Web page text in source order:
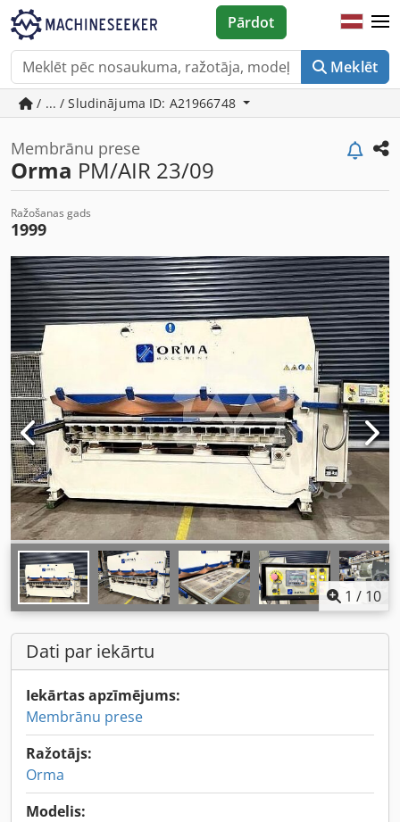
Meklēt
Pārdot
/ ... / Sludinājuma ID: A21966748
Membrānu prese
Orma PM/AIR 23/09
Ražošanas gads
1999
1 / 10
Dati par iekārtu
Iekārtas apzīmējums:
Membrānu prese
Ražotājs:
Orma
Modelis: